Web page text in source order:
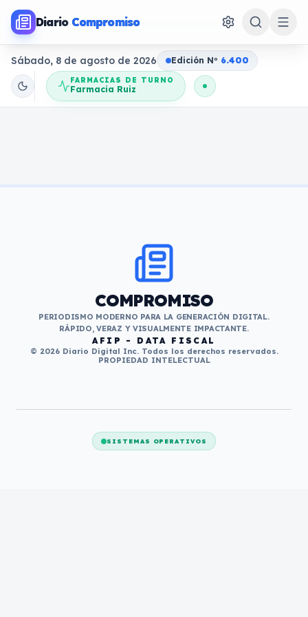
Diario Compromiso
Sábado, 8 de agosto de 2026 Edición No 6.400
FARMACIAS DE TURNO
Farmacia Ruiz
COMPROMISO
PERIODISMO MODERNO PARA LA GENERACIÓN DIGITAL.
RÁPIDO, VERAZ Y VISUALMENTE IMPACTANTE.
AFIP - DATA FISCAL
© 2026 Diario Digital Inc. Todos los derechos reservados.
PROPIEDAD INTELECTUAL
SISTEMAS OPERATIVOS